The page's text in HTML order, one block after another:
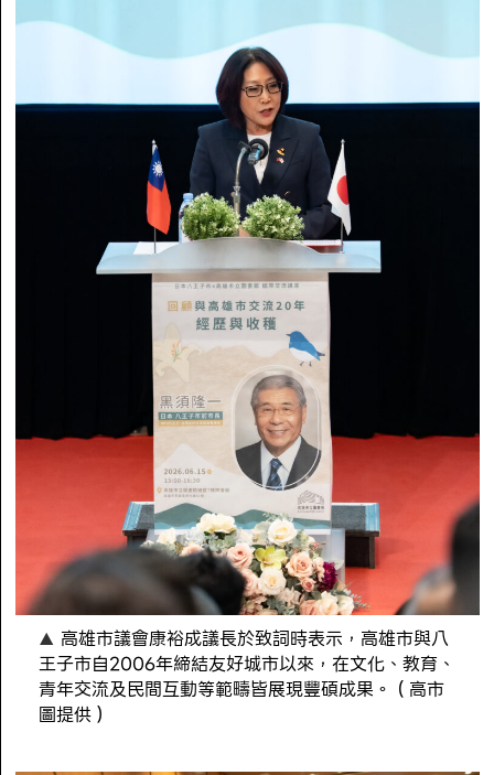
高雄市議會康裕成議長於致詞時表示，高雄市與八
王子市自2006年締結友好城市以來，在文化、教育、
青年交流及民間互動等範疇皆展現豐碩成果。（高市
圖提供）